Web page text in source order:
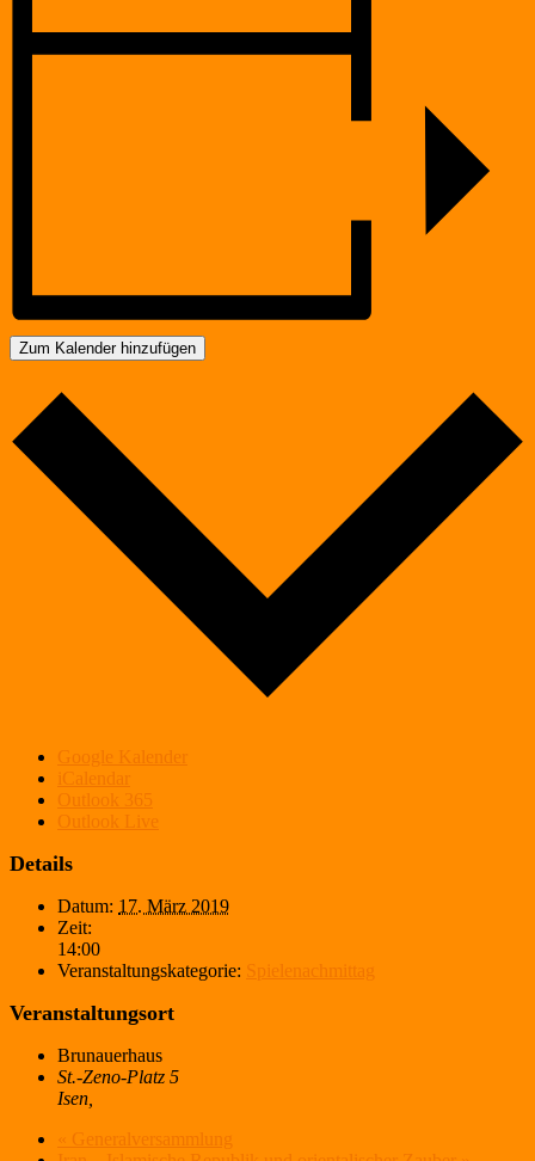
Zum Kalender hinzufügen
Google Kalender
iCalendar
Outlook 365
Outlook Live
Details
Datum: 17. März 2019
Zeit:
14:00
Veranstaltungskategorie: Spielenachmittag
Veranstaltungsort
Brunauerhaus
St.-Zeno-Platz 5
Isen
«
Generalversammlung